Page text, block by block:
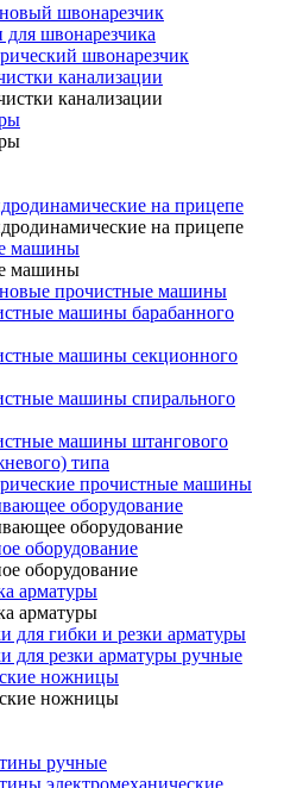
швонарезчик
для швонарезчика
швонарезчик
канализации
канализации
на прицепе
на прицепе
машины
машины
прочистные машины
машины барабанного
машины секционного
машины спирального
машины штангового
типа
прочистные машины
оборудование
оборудование
оборудование
оборудование
арматуры
арматуры
для гибки и резки арматуры
для резки арматуры ручные
ножницы
ножницы
ручные
электромеханические